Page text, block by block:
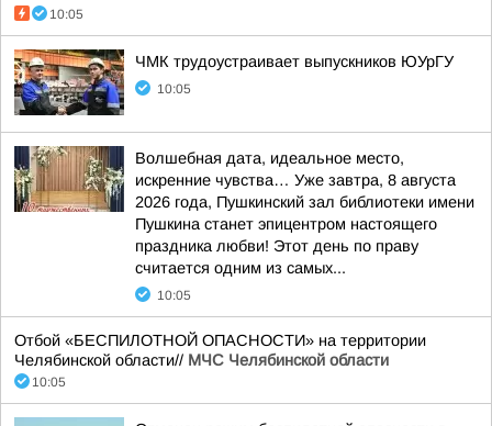
10:05
ЧМК трудоустраивает выпускников ЮУрГУ
10:05
Волшебная дата, идеальное место,
искренние чувства… Уже завтра, 8 августа
2026 года, Пушкинский зал библиотеки имени
Пушкина станет эпицентром настоящего
праздника любви! Этот день по праву
считается одним из самых...
10:05
Отбой «БЕСПИЛОТНОЙ ОПАСНОСТИ» на территории
Челябинской области// МЧС Челябинской области
10:05